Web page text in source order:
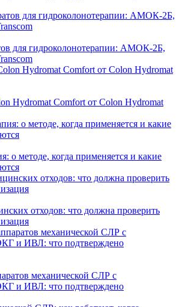
для гидроколонотерапии: АМОК-2Б,
Hydromat Comfort от Colon Hydromat
о методе, когда применяется и какие
отходов: что должна проверить
механической СЛР с
и ИВЛ: что подтверждено